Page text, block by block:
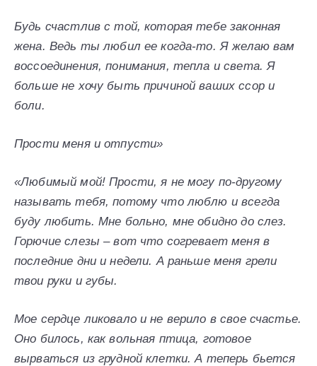
Будь счастлив с той, которая тебе законная
жена. Ведь ты любил ее когда-то. Я желаю вам
воссоединения, понимания, тепла и света. Я
больше не хочу быть причиной ваших ссор и
боли.
Прости меня и отпусти»
«Любимый мой! Прости, я не могу по-другому
называть тебя, потому что люблю и всегда
буду любить. Мне больно, мне обидно до слез.
Горючие слезы – вот что согревает меня в
последние дни и недели. А раньше меня грели
твои руки и губы.
Мое сердце ликовало и не верило в свое счастье.
Оно билось, как вольная птица, готовое
вырваться из грудной клетки. А теперь бьется